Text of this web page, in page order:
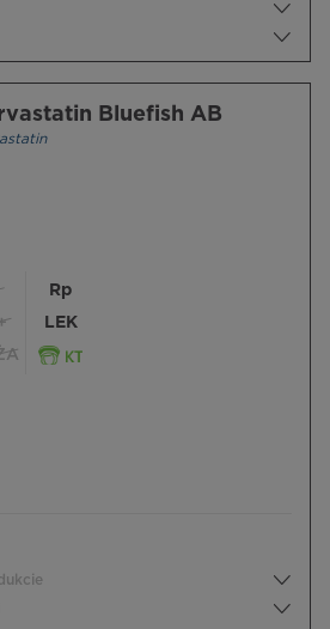
Bluefish AB
Rp
LEK